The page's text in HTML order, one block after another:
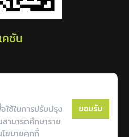
ใช้ในการปรับปรุง
ามารถศึกษาราย
ยบายคุกกี้
ยอมรับ
ชัน